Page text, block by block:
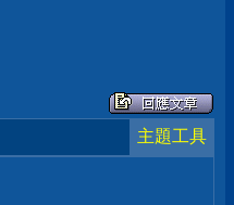
主題工具